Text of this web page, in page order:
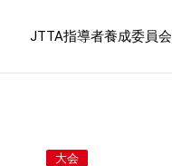
JTTA指導者養成委員会
大会